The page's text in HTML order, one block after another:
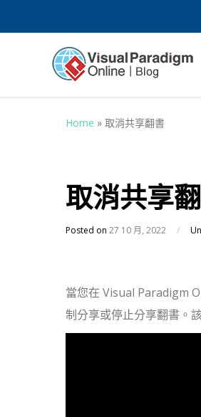
Home » 取消共享翻書
取消共享
Posted on 27 10 月, 2022 /
當您在 Visual Paradigm
制分享或停止分享翻書。